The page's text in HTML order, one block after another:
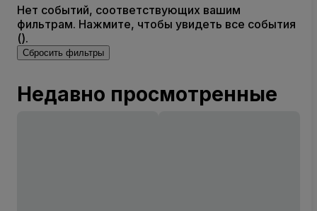
Нет событий, соответствующих вашим
фильтрам. Нажмите, чтобы увидеть все события
().
Сбросить фильтры
Недавно просмотренные